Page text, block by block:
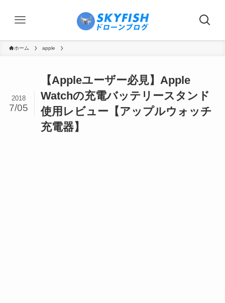
ホーム apple
【Appleユーザー必見】Apple
Watchの充電バッテリースタンド
使用レビュー【アップルウォッチ
充電器】
2018
7/05